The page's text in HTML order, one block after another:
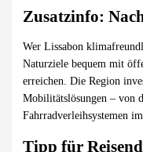
Zusatzinfo:
Wer Lissabon
Naturziele bequem mit
erreichen. Die Region
Mobilitätslösungen – von
Fahrradverleihsystemen
Tipp für